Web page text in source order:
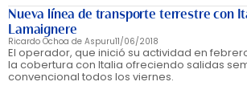
Nueva línea de transporte terrestre con
Lamaignere
Ricardo Ochoa de Aspuru11/06/2018
El operador, que inició su actividad en
la cobertura con Italia ofreciendo salidas
convencional todos los viernes.